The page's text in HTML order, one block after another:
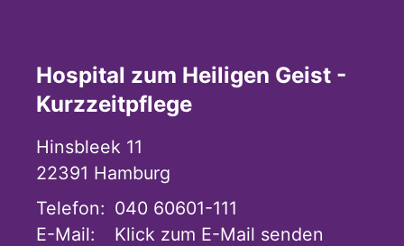
Hospital zum Heiligen Geist -
Kurzzeitpflege
Hinsbleek 11
22391 Hamburg
Telefon: 040 60601-111
E-Mail:
Klick zum E-Mail senden